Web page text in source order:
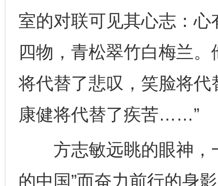
室的对联可见其心志：
四物，青松翠竹白梅兰
将代替了悲叹，笑脸将
康健将代替了疾苦……”
方志敏远眺的眼神，
的中国”而奋力前行的身